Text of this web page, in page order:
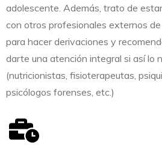
adolescente. Además, trato de
con otros profesionales externos
para hacer derivaciones y
darte una atención integral si así lo
(nutricionistas, fisioterapeutas,
psicólogos forenses, etc.)